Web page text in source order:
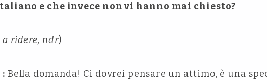
e che invece non vi hanno mai chiesto?
ridere, ndr)
: Bella domanda! Ci dovrei pensare un attimo, è una